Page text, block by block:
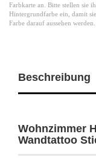
Farbkarte an. Bitte stellen sie
Hintergrundfarbe ein, damit
Farbe darauf aussehen werden.
Beschreibung
Wohnzimmer
Wandtattoo